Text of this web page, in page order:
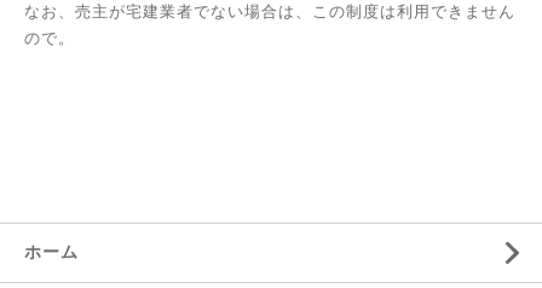
なお、売主が宅建業者でない場合は、この制度は利用できません
ので。
ホーム